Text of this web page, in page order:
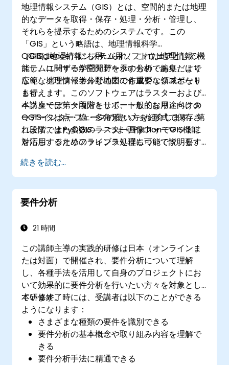
にカスタムなPythonベースの地図情報処理ツ
ールを開発できます。
地理情報システム（GIS）とは、空間的または地理
的なデータを取得・保存・処理・分析・管理し、
それらを提示するためのシステムです。この
「GIS」という略語は、地理情報科学
（GIScience）にも用いられ、これは地理情報シ
ステムに関する学問分野を示すものであり、より
広範な地理情報学分野の中でも重要な領域となり
ます。
QGISは地理情報システム用ソフトウェアとして機
能し、ユーザーが空間データの分析・編集だけで
なく、グラフィカルな地図の作成やエクスポート
も行えます。このソフトウェアはラスターおよび
ベクターデータ両方をサポートしており、ベクタ
ーデータは点・線・多角形といった形式で保存さ
れます。また多数のラスター画像フォーマットに
対応し、ジオリファレンス処理も可能です。要す
Linux、BSD上で地理空間情報を作成・編集・可視
化・分析・公開できるのです。
本講座では第一段階として、一般的な用途向けの
QGISインターフェースの使い方を紹介します。第
二段階ではPyQGIS――つまりPythonでGIS機能
を活用するためのライブラリ群について説明し、
れるような内容も含んでいます。
続きを読む...
要件分析
21 時間
この講師主導の実践的研修は日本（オンラインま
たは対面）で開催され、要件分析について理解
し、各種手法を活用して自身のプロジェクトにお
いて効果的に要件分析を行いたい方々を対象とし
ています。
本研修終了時には、受講者は以下のことができる
ようになります：
さまざまな種類の要件を識別できる
要件分析の基本概念や取り組み内容を理解で
きる
要件分析手法に精通できる